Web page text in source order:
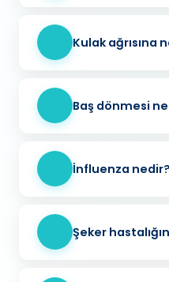
Kulak ağrısına
Baş dönmesi
İnfluenza nedir?
Şeker